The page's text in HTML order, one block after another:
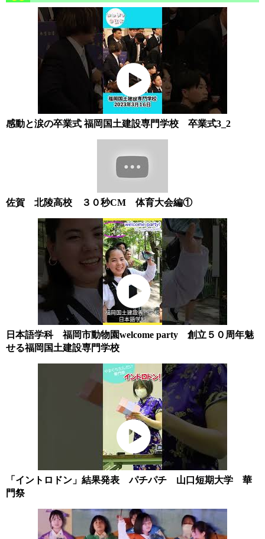
感動と涙の卒業式 福岡国土建設専門学校 卒業式3_2
佐賀 北陵高校 ３０秒CM 体育大会編①
日本語学科 福岡市動物園welcome party 創立５０周年魅
せる福岡国土建設専門学校
「イントロドン」結果発表 パチパチ 山口短期大学 華
門祭